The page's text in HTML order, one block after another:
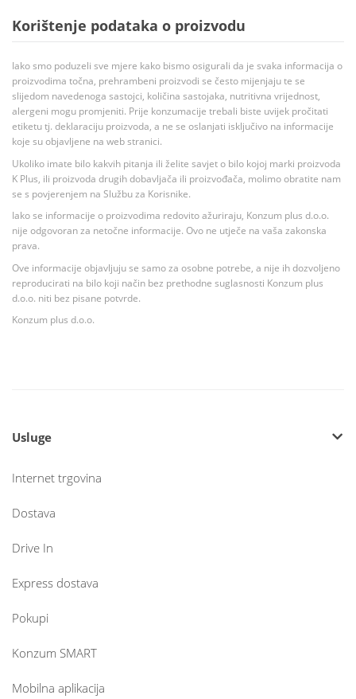
Korištenje podataka o proizvodu
Iako smo poduzeli sve mjere kako bismo osigurali da je svaka informacija o
proizvodima točna, prehrambeni proizvodi se često mijenjaju te se
slijedom navedenoga sastojci, količina sastojaka, nutritivna vrijednost,
alergeni mogu promjeniti. Prije konzumacije trebali biste uvijek pročitati
etiketu tj. deklaraciju proizvoda, a ne se oslanjati isključivo na informacije
koje su objavljene na web stranici.
Ukoliko imate bilo kakvih pitanja ili želite savjet o bilo kojoj marki proizvoda
K Plus, ili proizvoda drugih dobavljača ili proizvođača, molimo obratite nam
se s povjerenjem na Službu za Korisnike.
Iako se informacije o proizvodima redovito ažuriraju, Konzum plus d.o.o.
nije odgovoran za netočne informacije. Ovo ne utječe na vaša zakonska
prava.
Ove informacije objavljuju se samo za osobne potrebe, a nije ih dozvoljeno
reproducirati na bilo koji način bez prethodne suglasnosti Konzum plus
d.o.o. niti bez pisane potvrde.
Konzum plus d.o.o.
Usluge
Internet trgovina
Dostava
Drive In
Express dostava
Pokupi
Konzum SMART
Mobilna aplikacija